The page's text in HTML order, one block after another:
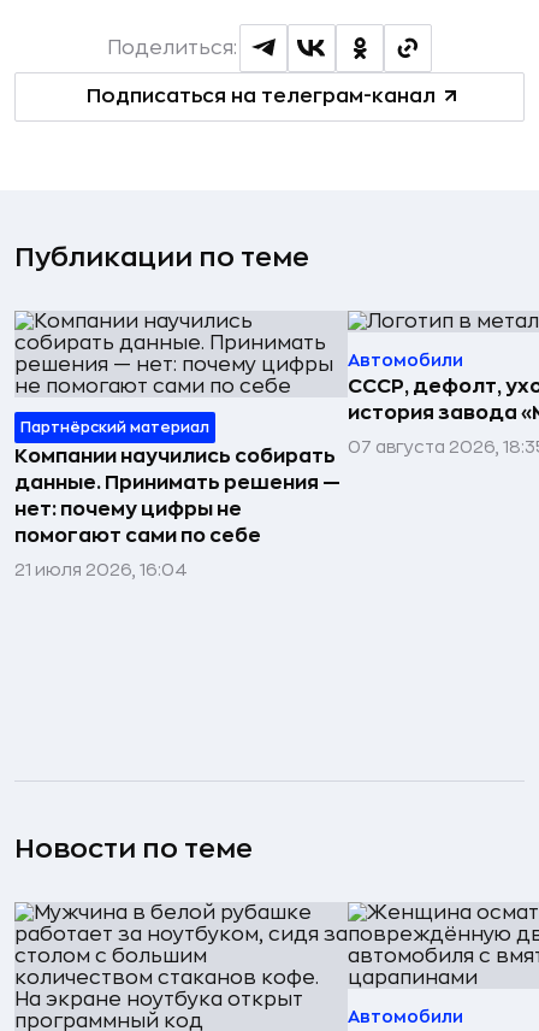
Подписаться на телеграм-канал
Поделиться:
Публикации по теме
Партнёрский материал
Компании научились собирать
данные. Принимать решения —
нет: почему цифры не
помогают сами по себе
21 июля 2026, 16:04
Автомобили
СССР, дефолт,
история завода
07 августа 2026,
Новости по теме
Автомобили